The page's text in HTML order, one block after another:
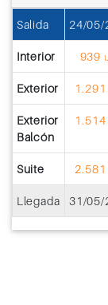
Salida 24/05/
Interior 939
Exterior 1.291
Exterior
Balcón
1.514
Suite 2.581
Llegada 31/05/